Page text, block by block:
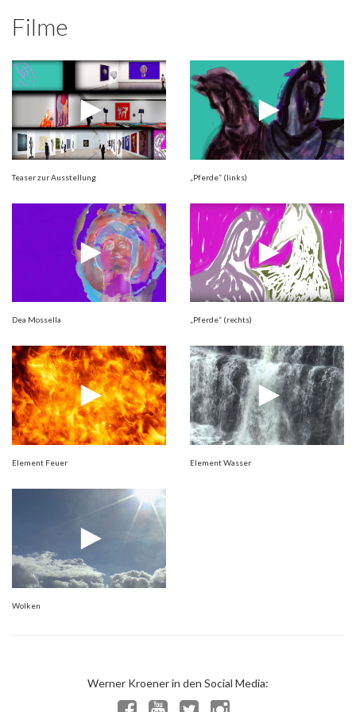
Filme
Teaser zur Ausstellung „Pferde“ (links)
Dea Mossella „Pferde“ (rechts)
Element Feuer Element Wasser
Wolken
Werner Kroener in den Social Media: